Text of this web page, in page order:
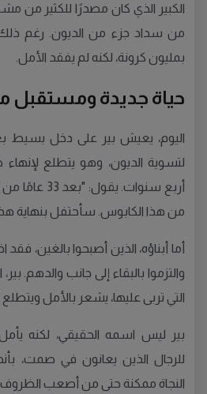
الكبير الذي كان مصدرًا للكثير من
من سداد جزء من الديون. رغم
بمليون كرونة، لكنه لم يفقد الأمل.
حياة جديدة
اليوم، يعيش بير على دخل بسيط
لتسوية الديون، وهو يتطلع
أربع سنوات.
من هذا الكابوس. سأحتفل بنهاية
أما أبناؤه، الذين أصبحوا بالغين، فقد
والتزموا بالبقاء إلى جانب والدهم.
التي تربى عليها، يشعر بالأمل
بير ليس اسمه الحقيقي، لكنه
للرجال الذين يعانون في صمت،
النجاة ممكنة حتى من أصعب الظروف.